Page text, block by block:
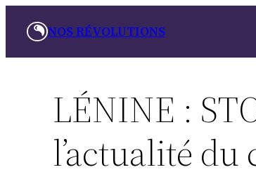
NOS RÉVOLUTIONS
LÉNINE :
l’actualité